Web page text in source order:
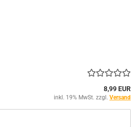
8,99 EUR
inkl. 19% MwSt. zzgl. Versand